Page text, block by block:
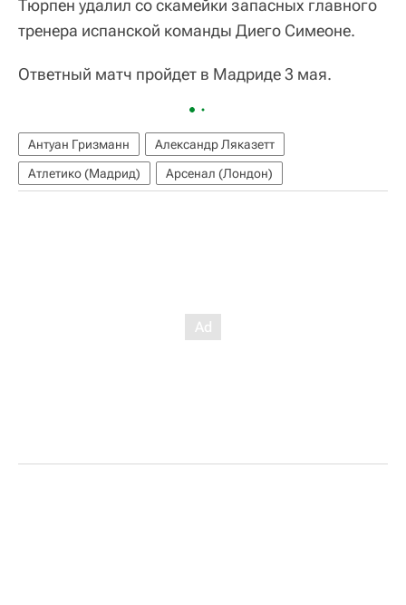
Тюрпен удалил со скамейки запасных главного
тренера испанской команды Диего Симеоне.
Ответный матч пройдет в Мадриде 3 мая.
Антуан Гризманн
Александр Ляказетт
Атлетико (Мадрид)
Арсенал (Лондон)